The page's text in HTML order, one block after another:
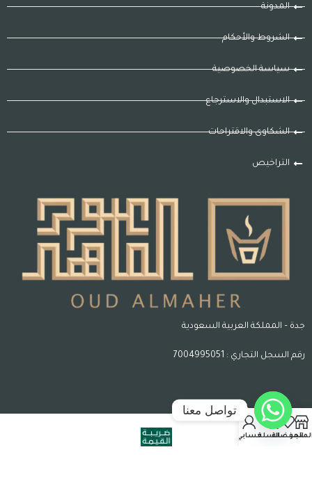
المدونة
الشروط والأحكام
سياسة الخصوصية
الاستبدال والاسترجاع
الشكاوى والاقتراحات
التراخيص
جدة – المملكة العربية السعودية
رقم السجل التجاري : 7004995051
المفضلةالسلةحسابي
تواصل معنا